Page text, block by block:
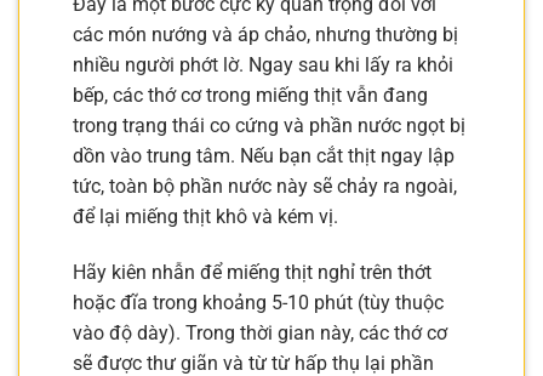
các món nướng và áp chảo, nhưng thường bị
nhiều người phớt lờ. Ngay sau khi lấy ra khỏi
bếp, các thớ cơ trong miếng thịt vẫn đang
trong trạng thái co cứng và phần nước ngọt bị
dồn vào trung tâm. Nếu bạn cắt thịt ngay lập
tức, toàn bộ phần nước này sẽ chảy ra ngoài,
để lại miếng thịt khô và kém vị.
Hãy kiên nhẫn để miếng thịt nghỉ trên thớt
hoặc đĩa trong khoảng 5-10 phút (tùy thuộc
vào độ dày). Trong thời gian này, các thớ cơ
sẽ được thư giãn và từ từ hấp thụ lại phần